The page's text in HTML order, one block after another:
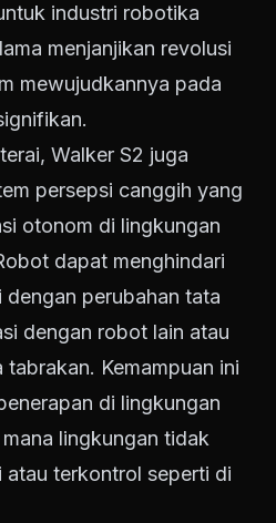
industri robotika
menjanjikan revolusi
mewujudkannya pada
Walker S2 juga
persepsi canggih yang
otonom di lingkungan
dapat menghindari
perubahan tata
dengan robot lain atau
Kemampuan ini
di lingkungan
lingkungan tidak
terkontrol seperti di